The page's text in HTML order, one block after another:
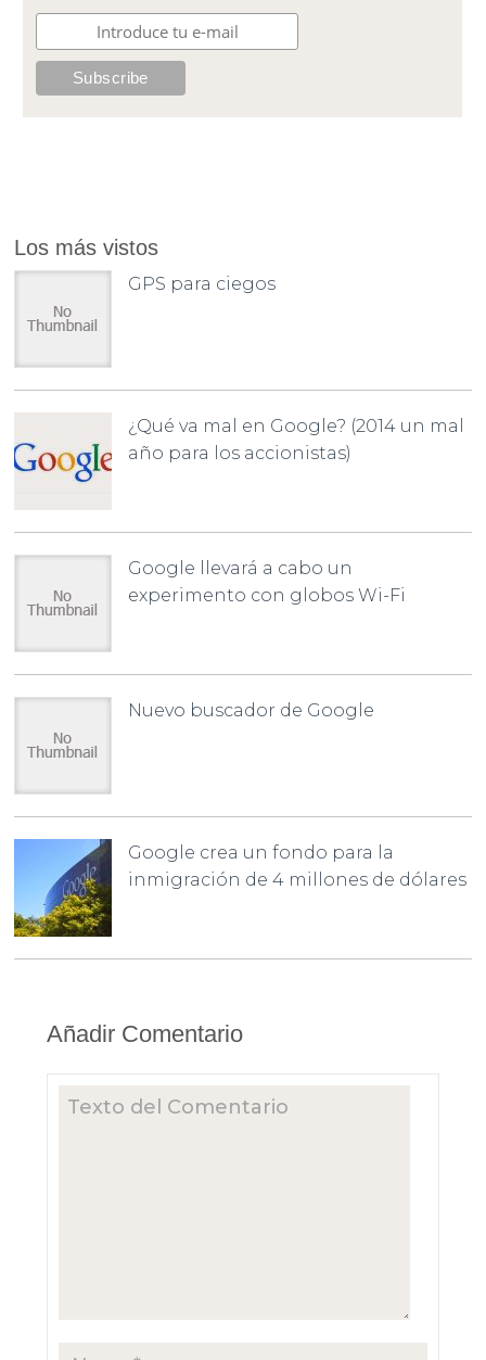
Los más vistos
GPS para ciegos
¿Qué va mal en Google? (2014 un mal
año para los accionistas)
Google llevará a cabo un
experimento con globos Wi-Fi
Nuevo buscador de Google
Google crea un fondo para la
inmigración de 4 millones de dólares
Añadir Comentario